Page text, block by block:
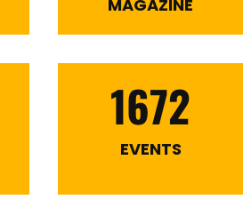
MAGAZINE
1672
EVENTS